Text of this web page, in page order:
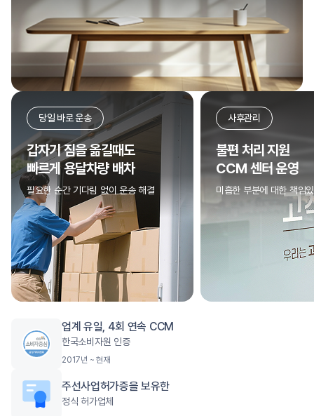
옮길때도
차량 배차
림 없이 운송 해결
사후관리
CCM 센터 운영
미흡한 부분에 대한 책임있는 조치
업계 유일, 4회 연속 CCM
한국소비자원 인증
2017년 ~ 현재
주선사업허가증을 보유한
정식 허가업체